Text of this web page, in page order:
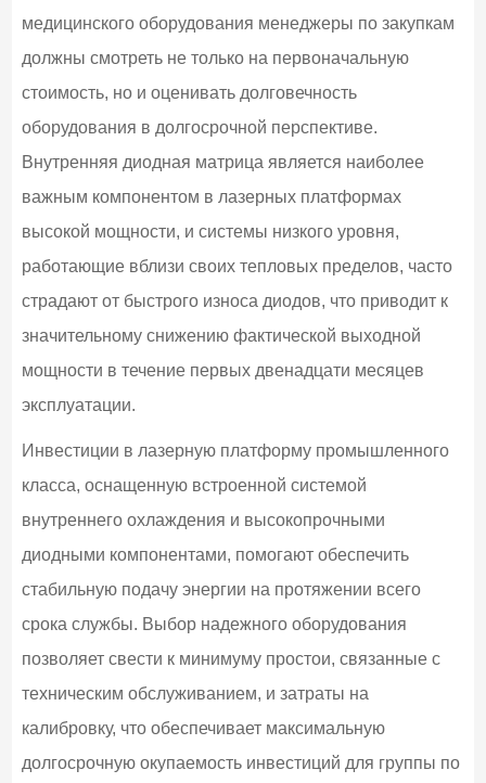
медицинского оборудования менеджеры по закупкам
должны смотреть не только на первоначальную
стоимость, но и оценивать долговечность
оборудования в долгосрочной перспективе.
Внутренняя диодная матрица является наиболее
важным компонентом в лазерных платформах
высокой мощности, и системы низкого уровня,
работающие вблизи своих тепловых пределов, часто
страдают от быстрого износа диодов, что приводит к
значительному снижению фактической выходной
мощности в течение первых двенадцати месяцев
эксплуатации.
Инвестиции в лазерную платформу промышленного
класса, оснащенную встроенной системой
внутреннего охлаждения и высокопрочными
диодными компонентами, помогают обеспечить
стабильную подачу энергии на протяжении всего
срока службы. Выбор надежного оборудования
позволяет свести к минимуму простои, связанные с
техническим обслуживанием, и затраты на
калибровку, что обеспечивает максимальную
долгосрочную окупаемость инвестиций для группы по